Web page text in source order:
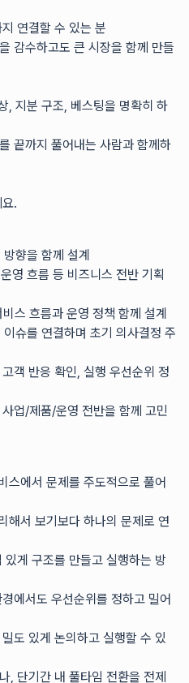
지 연결할 수 있는 분
, 지분 구조, 베스팅을 명확히 하
끝까지 풀어내는 사람과 함께하
.
방향을 함께 설계
비스 흐름과 운영 정책 함께 설계